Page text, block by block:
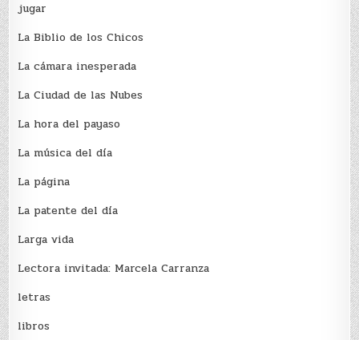
jugar
La Biblio de los Chicos
La cámara inesperada
La Ciudad de las Nubes
La hora del payaso
La música del día
La página
La patente del día
Larga vida
Lectora invitada: Marcela Carranza
letras
libros